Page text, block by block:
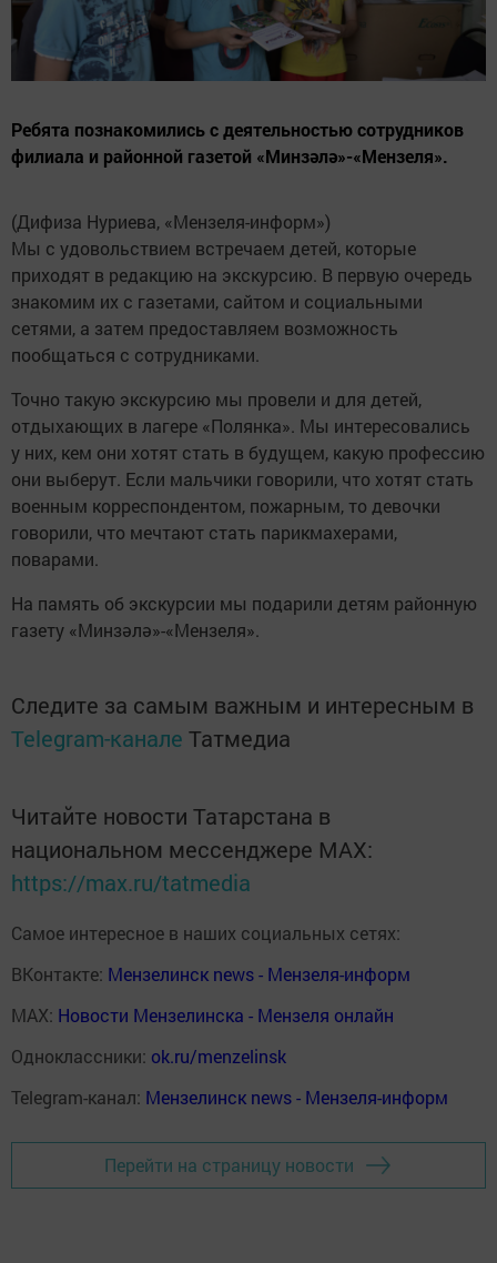
Ребята познакомились с деятельностью сотрудников
филиала и районной газетой «Минзәлә»-«Мензеля».
(Дифиза Нуриева, «Мензеля-информ»)
Мы с удовольствием встречаем детей, которые
приходят в редакцию на экскурсию. В первую очередь
знакомим их с газетами, сайтом и социальными
сетями, а затем предоставляем возможность
пообщаться с сотрудниками.
Точно такую экскурсию мы провели и для детей,
отдыхающих в лагере «Полянка». Мы интересовались
у них, кем они хотят стать в будущем, какую профессию
они выберут. Если мальчики говорили, что хотят стать
военным корреспондентом, пожарным, то девочки
говорили, что мечтают стать парикмахерами,
поварами.
На память об экскурсии мы подарили детям районную
газету «Минзәлә»-«Мензеля».
Следите за самым важным и интересным в
Telegram-канале Татмедиа
Читайте новости Татарстана в
национальном мессенджере MАХ:
https://max.ru/tatmedia
Самое интересное в наших социальных сетях:
ВКонтакте: Мензелинск news - Мензеля-информ
MAX: Новости Мензелинска - Мензеля онлайн
Одноклассники: ok.ru/menzelinsk
Telegram-канал: Мензелинск news - Мензеля-информ
Перейти на страницу новости